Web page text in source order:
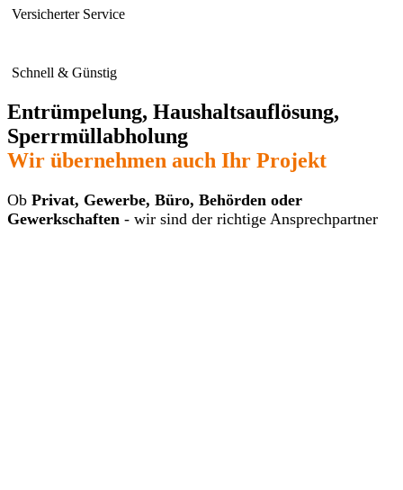
Versicherter Service
Schnell & Günstig
Entrümpelung, Haushaltsauflösung,
Sperrmüllabholung
Wir übernehmen auch Ihr Projekt
Ob Privat, Gewerbe, Büro, Behörden oder
Gewerkschaften - wir sind der richtige Ansprechpartner